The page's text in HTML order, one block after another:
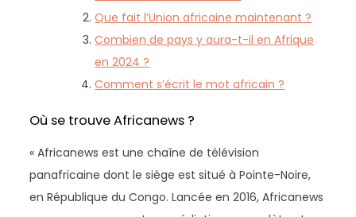
Que fait l’Union africaine maintenant ?
Combien de pays y aura-t-il en Afrique
en 2024 ?
Comment s’écrit le mot africain ?
Où se trouve Africanews ?
« Africanews est une chaîne de télévision
panafricaine dont le siège est situé à Pointe-Noire,
en République du Congo. Lancée en 2016, Africanews